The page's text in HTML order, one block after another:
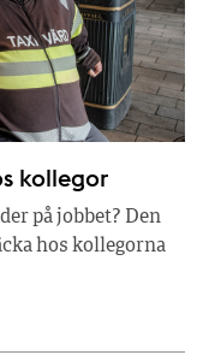
kollegor
på jobbet? Den
hos kollegorna